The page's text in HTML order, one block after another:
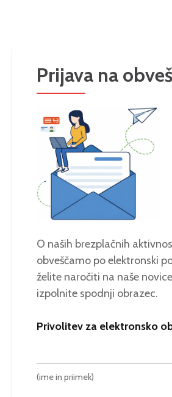
Prijava na
O naših brezplačnih
obveščamo po elektronski
želite naročiti na naše
izpolnite spodnji obrazec.
Privolitev za elektronsko
(ime in priimek)